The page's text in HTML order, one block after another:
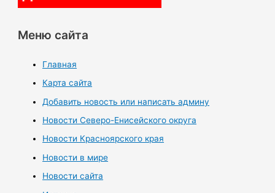
Меню сайта
Главная
Карта сайта
Добавить новость или написать админу
Новости Северо-Енисейского округа
Новости Красноярского края
Новости в мире
Новости сайта